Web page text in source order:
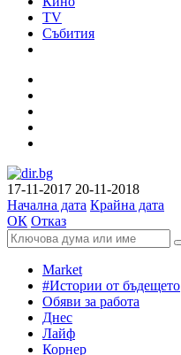
TV
Събития
17-11-2017 20-11-2018
Начална дата Крайна дата
ОК Отказ
Market
#Истории от бъдещето
Обяви за работа
Днес
Лайф
Корнер